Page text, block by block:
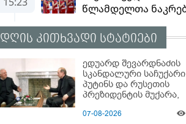
დღის კითხვადი სტატიები
ედუარდ შევარდნაძის
სკანდალური საჩუქარი
პუტინს და რუსეთის
პრეზიდენტის მუქარა,
აასრულა
07-08-2026